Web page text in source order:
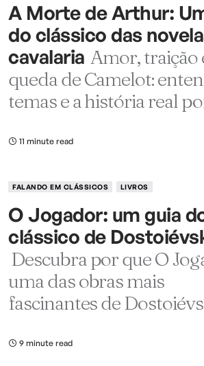
A Morte de Arthur:
do clássico das
cavalaria Amor, traição
queda de Camelot:
temas e a história real
11 minute read
FALANDO EM CLÁSSICOS LIVROS
O Jogador: um guia
clássico de
Descubra por que O
uma das obras mais
fascinantes de
9 minute read